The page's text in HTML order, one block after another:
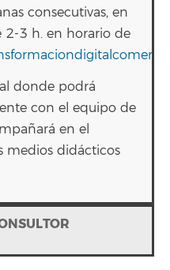
consecutivas, en
2-3 h. en horario de
donde podrá
con el equipo de
en el
medios didácticos